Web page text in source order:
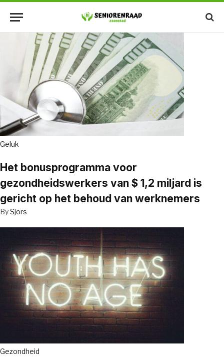
Geluk
Het bonusprogramma voor
gezondheidswerkers van $ 1,2 miljard is
gericht op het behoud van werknemers
BySjors
Gezondheid